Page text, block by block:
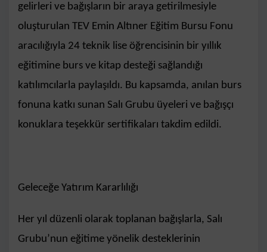
gelirleri ve bağışların bir araya getirilmesiyle
oluşturulan TEV Emin Altıner Eğitim Bursu Fonu
aracılığıyla 24 teknik lise öğrencisinin bir yıllık
eğitimine burs ve kitap desteği sağlandığı
katılımcılarla paylaşıldı. Bu kapsamda, anılan burs
fonuna katkı sunan Salı Grubu üyeleri ve bağışçı
konuklara teşekkür sertifikaları takdim edildi.
Geleceğe Yatırım Kararlılığı
Her yıl düzenli olarak toplanan bağışlarla, Salı
Grubu’nun eğitime yönelik desteklerinin